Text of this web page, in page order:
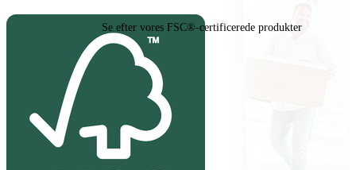
Se efter vores FSC®-certificerede produkter